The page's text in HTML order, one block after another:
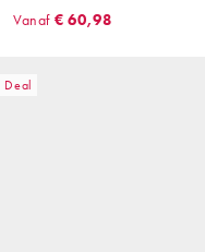
western trui met korte
Vanaf € 60,98
Deal